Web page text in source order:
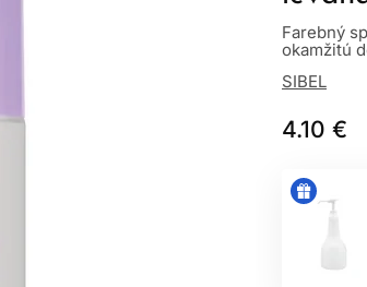
Farebný
okamžitú
SIBEL
4.10 €